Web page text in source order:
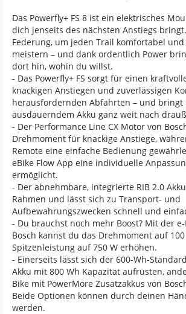
Das Powerfly+ FS 8 ist ein elektrisches
dich jenseits des nächsten Anstiegs
Federung, um jeden Trail komfortabel
meistern – und dank ordentlich Power
dort hin, wohin du willst.
- Das Powerfly+ FS sorgt für einen
knackigen Anstiegen und zuverlässigen
herausfordernden Abfahrten – und bringt
ausdauerndem Akku ganz weit nach
- Der Performance Line CX Motor von
Drehmoment für knackige Anstiege,
Remote eine einfache Bedienung
eBike Flow App eine individuelle
ermöglicht.
- Der abnehmbare, integrierte RIB 2.0
Rahmen und lässt sich zu Transport- und
Aufbewahrungszwecken schnell und
- Du brauchst noch mehr Boost? Mit der
Bosch kannst du das Drehmoment auf
Spitzenleistung auf 750 W erhöhen.
- Einerseits lässt sich der 600-Wh-
Akku mit 800 Wh Kapazität aufrüsten,
Bike mit PowerMore Zusatzakkus von
Beide Optionen können durch deinen
werden.